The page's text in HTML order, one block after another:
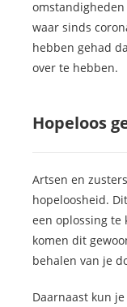
waar sinds
hebben gehad
over te hebben.
Hopeloos
Artsen en
hopeloosheid.
een oplossing te
komen dit
behalen van je
Daarnaast kun je